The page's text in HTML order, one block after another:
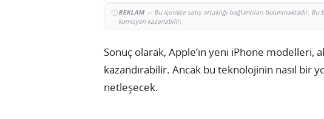
REKLAM— Bu içerikte satış ortaklığı bağlantıları bulunmaktadır. Bu
komisyon kazanabilir.
Sonuç olarak, Apple’ın yeni iPhone modelleri,
kazandırabilir. Ancak bu teknolojinin nasıl bir
netleşecek.